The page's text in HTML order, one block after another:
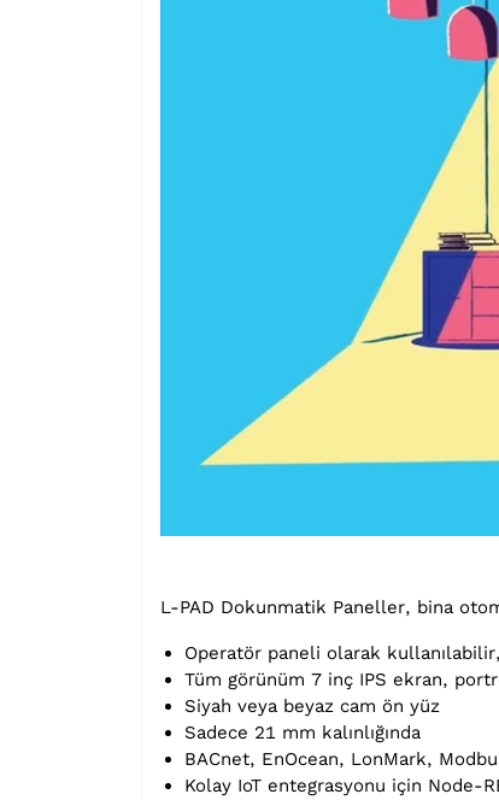
L-PAD Dokunmatik Paneller, bina
Operatör paneli olarak
Tüm görünüm 7 inç IPS ekran,
Siyah veya beyaz cam ön yüz
Sadece 21 mm kalınlığında
BACnet, EnOcean, LonMark,
Kolay IoT entegrasyonu için Node-